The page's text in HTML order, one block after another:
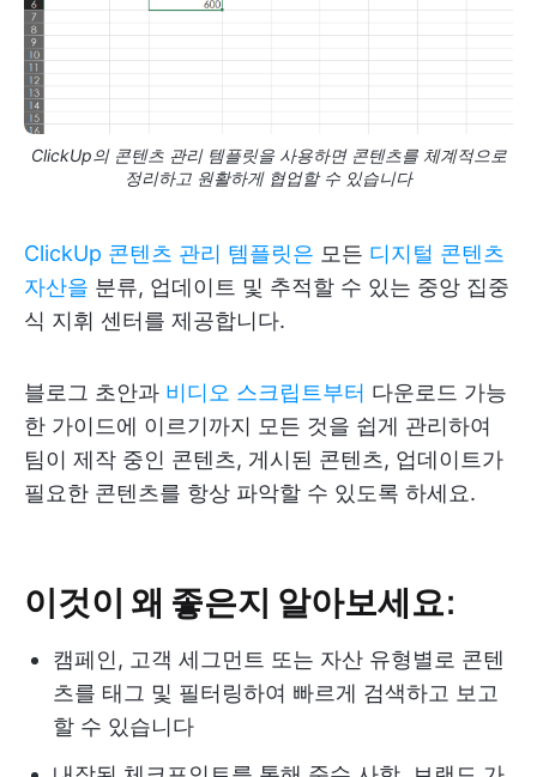
ClickUp의 콘텐츠 관리 템플릿을 사용하면 콘텐츠를 체계적으로
정리하고 원활하게 협업할 수 있습니다
ClickUp 콘텐츠 관리 템플릿은 모든 디지털 콘텐츠
자산을 분류, 업데이트 및 추적할 수 있는 중앙 집중
식 지휘 센터를 제공합니다.
블로그 초안과 비디오 스크립트부터 다운로드 가능
한 가이드에 이르기까지 모든 것을 쉽게 관리하여
팀이 제작 중인 콘텐츠, 게시된 콘텐츠, 업데이트가
필요한 콘텐츠를 항상 파악할 수 있도록 하세요.
이것이 왜 좋은지 알아보세요:
캠페인, 고객 세그먼트 또는 자산 유형별로 콘텐
츠를 태그 및 필터링하여 빠르게 검색하고 보고
할 수 있습니다